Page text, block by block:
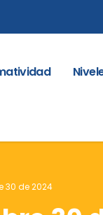
30 de 2024